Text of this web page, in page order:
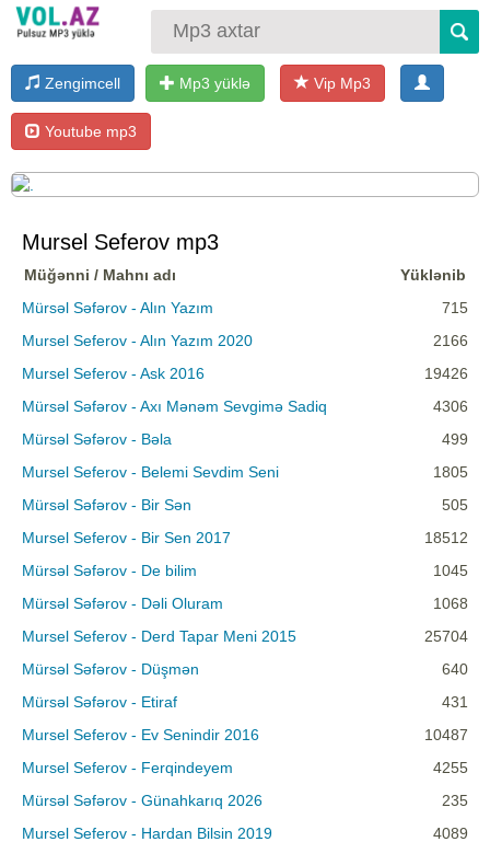
Zengimcell Mp3 yüklə Vip Mp3
Youtube mp3
Mursel Seferov mp3
Müğənni / Mahnı adı
Yüklənib
Mürsəl Səfərov - Alın Yazım
715
Mursel Seferov - Alın Yazım 2020
2166
Mursel Seferov - Ask 2016
19426
Mürsəl Səfərov - Axı Mənəm Sevgimə Sadiq
4306
Mürsəl Səfərov - Bəla
499
Mursel Seferov - Belemi Sevdim Seni
1805
Mürsəl Səfərov - Bir Sən
505
Mursel Seferov - Bir Sen 2017
18512
Mürsəl Səfərov - De bilim
1045
Mürsəl Səfərov - Dəli Oluram
1068
Mursel Seferov - Derd Tapar Meni 2015
25704
Mürsəl Səfərov - Düşmən
640
Mürsəl Səfərov - Etiraf
431
Mursel Seferov - Ev Senindir 2016
10487
Mursel Seferov - Ferqindeyem
4255
Mürsəl Səfərov - Günahkarıq 2026
235
Mursel Seferov - Hardan Bilsin 2019
4089